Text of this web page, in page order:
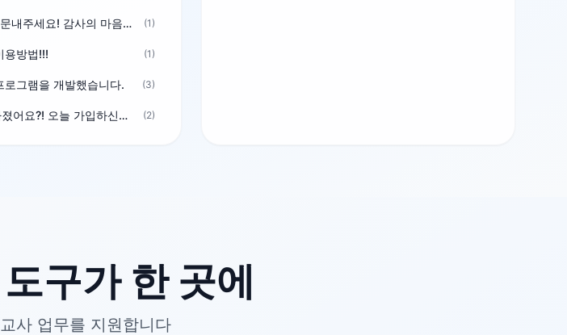
📢 ForEducator를 소문내주세요! 감사의 마음을 담은 포인트 선물 (1)
용방법!!! (1)
로그램을 개발했습니다. (3)
갑자기 사용자가 많아졌어요?! 오늘 가입하신분^^ (2)
구가 한 곳에
사 업무를 지원합니다